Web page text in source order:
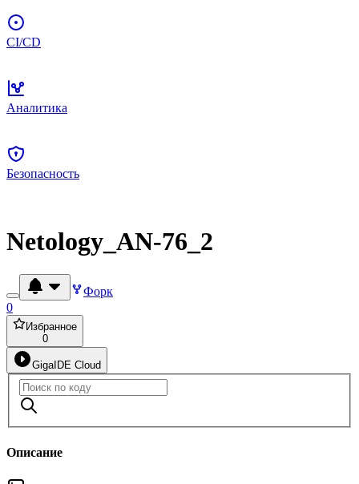
CI/CD
Аналитика
Безопасность
Netology_AN-76_2
Форк
0
Избранное
0
GigaIDE Cloud
Описание